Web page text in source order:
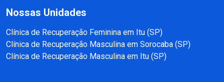
Nossas Unidades
Clínica de Recuperação Feminina em Itu (SP)
Clínica de Recuperação Masculina em Sorocaba (SP)
Clínica de Recuperação Masculina em Itu (SP)